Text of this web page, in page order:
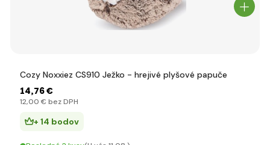
Cozy Noxxiez CS910 Ježko - hrejivé plyšové papuče
14,76 €
12,00 € bez DPH
+ 14 bodov